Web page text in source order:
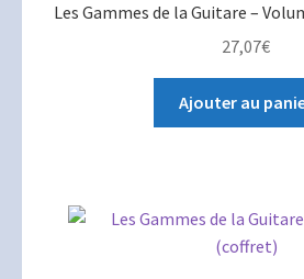
Les Gammes de la Guitare –
27,07€
Ajouter au